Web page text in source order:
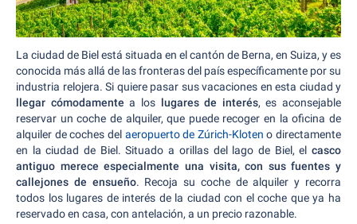
La ciudad de Biel está situada en el cantón de Berna, en Suiza, y es
conocida más allá de las fronteras del país específicamente por su
industria relojera. Si quiere pasar sus vacaciones en esta ciudad y
llegar cómodamente a los lugares de interés, es aconsejable
reservar un coche de alquiler, que puede recoger en la oficina de
alquiler de coches del aeropuerto de Zúrich-Kloten o directamente
en la ciudad de Biel. Situado a orillas del lago de Biel, el casco
antiguo merece especialmente una visita, con sus fuentes y
callejones de ensueño. Recoja su coche de alquiler y recorra
todos los lugares de interés de la ciudad con el coche que ya ha
reservado en casa, con antelación, a un precio razonable.